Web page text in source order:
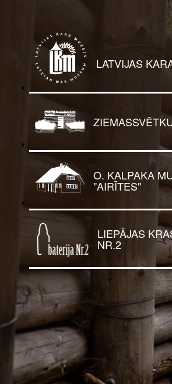
1st
level
menu
LATVIJAS
O. KALPAKA
"AIRĪTES"
LIEPĀJAS
NR.2